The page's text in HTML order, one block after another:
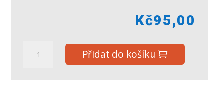
Kč95,00
zebra
Přidat do košíku